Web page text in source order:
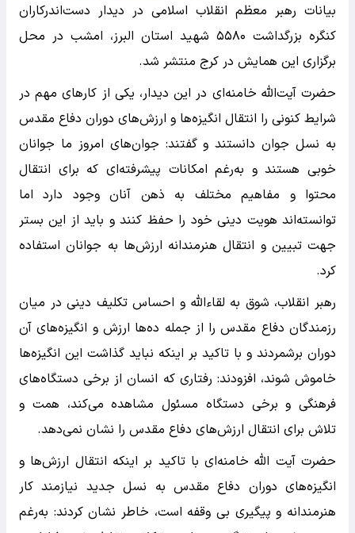
بیانات رهبر معظم انقلاب اسلامی در دیدار دست‌اندرکاران
کنگره بزرگداشت ۵۵۸۰ شهید استان البرز، امشب در محل
برگزاری این همایش در کرج منتشر شد.
حضرت آیت‌الله خامنه‌ای در این دیدار، یکی از کارهای مهم در
شرایط کنونی را انتقال انگیزه‌ها و ارزش‌های دوران دفاع مقدس
به نسل جوان دانستند و گفتند: جوان‌های امروز ما جوانان
خوبی هستند و به‌رغم امکانات پیشرفته‌ای که برای انتقال
محتوا و مفاهیم مختلف به ذهن آنان وجود دارد اما
توانسته‌اند هویت دینی خود را حفظ کنند و باید از این بستر
جهت تبیین و انتقال هنرمندانه ارزش‌ها به جوانان استفاده
کرد.
رهبر انقلاب، شوق به لقاءالله و احساس تکلیف دینی در میان
رزمندگان دفاع مقدس را از جمله ده‌ها ارزش و انگیزه‌های آن
دوران برشمردند و با تاکید بر اینکه نباید گذاشت این انگیزه‌ها
خاموش شوند، افزودند: رفتاری که انسان از برخی دستگاه‌های
فرهنگی و برخی دستگاه مسئول مشاهده می‌کند، همت و
تلاش برای انتقال ارزش‌های دفاع مقدس را نشان نمی‌دهد.
حضرت آیت الله خامنه‌ای با تاکید بر اینکه انتقال ارزش‌ها و
انگیزه‌های دوران دفاع مقدس به نسل جدید نیازمند کار
هنرمندانه و پیگیری بی وقفه است، خاطر نشان کردند: به‌رغم